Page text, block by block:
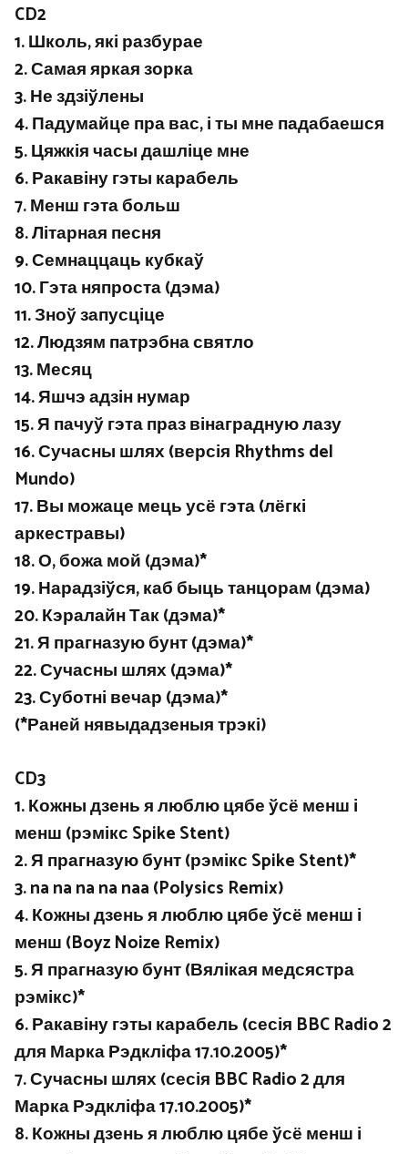
CD2
1. Школь, які разбурае
2. Самая яркая зорка
3. Не здзіўлены
4. Падумайце пра вас, і ты мне падабаешся
5. Цяжкія часы дашліце мне
6. Ракавіну гэты карабель
7. Менш гэта больш
8. Літарная песня
9. Семнаццаць кубкаў
10. Гэта няпроста (дэма)
11. Зноў запусціце
12. Людзям патрэбна святло
13. Месяц
14. Яшчэ адзін нумар
15. Я пачуў гэта праз вінаградную лазу
16. Сучасны шлях (версія Rhythms del
Mundo)
17. Вы можаце мець усё гэта (лёгкі
аркестравы)
18. О, божа мой (дэма)*
19. Нарадзіўся, каб быць танцорам (дэма)
20. Кэралайн Так (дэма)*
21. Я прагназую бунт (дэма)*
22. Сучасны шлях (дэма)*
23. Суботні вечар (дэма)*
(*Раней нявыдадзеныя трэкі)
CD3
1. Кожны дзень я люблю цябе ўсё менш і
менш (рэмікс Spike Stent)
2. Я прагназую бунт (рэмікс Spike Stent)*
3. na na na na naa (Polysics Remix)
4. Кожны дзень я люблю цябе ўсё менш і
менш (Boyz Noize Remix)
5. Я прагназую бунт (Вялікая медсястра
рэмікс)*
6. Ракавіну гэты карабель (сесія BBC Radio 2
для Марка Рэдкліфа 17.10.2005)*
7. Сучасны шлях (сесія BBC Radio 2 для
Марка Рэдкліфа 17.10.2005)*
8. Кожны дзень я люблю цябе ўсё менш і